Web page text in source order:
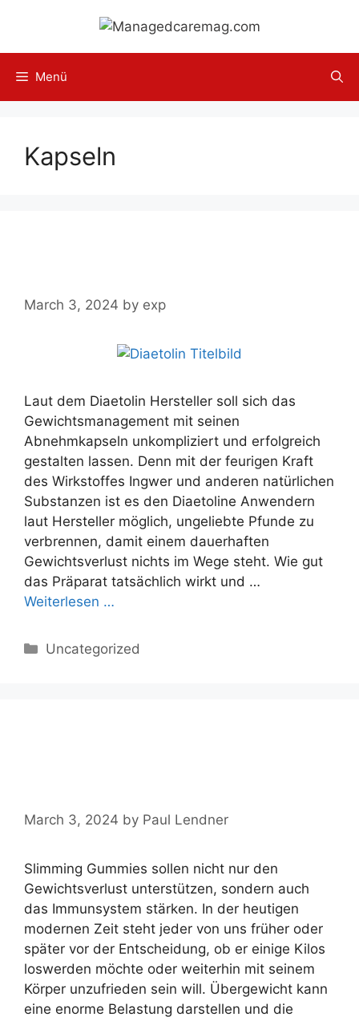
content
Menü
Kapseln
March 3, 2024 by exp
Laut dem Diaetolin Hersteller soll sich das
Gewichtsmanagement mit seinen
Abnehmkapseln unkompliziert und erfolgreich
gestalten lassen. Denn mit der feurigen Kraft
des Wirkstoffes Ingwer und anderen natürlichen
Substanzen ist es den Diaetoline Anwendern
laut Hersteller möglich, ungeliebte Pfunde zu
verbrennen, damit einem dauerhaften
Gewichtsverlust nichts im Wege steht. Wie gut
das Präparat tatsächlich wirkt und …
Weiterlesen …
Categories
Uncategorized
March 3, 2024 by Paul Lendner
Slimming Gummies sollen nicht nur den
Gewichtsverlust unterstützen, sondern auch
das Immunsystem stärken. In der heutigen
modernen Zeit steht jeder von uns früher oder
später vor der Entscheidung, ob er einige Kilos
loswerden möchte oder weiterhin mit seinem
Körper unzufrieden sein will. Übergewicht kann
eine enorme Belastung darstellen und die